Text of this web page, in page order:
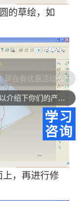
的草绘，如
上，再进行修
可以介绍下你们的产品么？